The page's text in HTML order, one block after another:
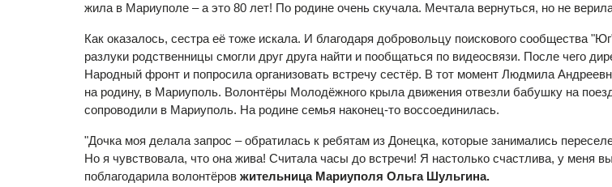
жила в Мариуполе – а это 80 лет! По родине очень скучала. Мечтала вернуться, но не
Как оказалось, сестра её тоже искала. И благодаря добровольцу поискового сообщества
разлуки родственницы смогли друг друга найти и пообщаться по видеосвязи. После чего
Народный фронт и попросила организовать встречу сестёр. В тот момент Людмила
на родину, в Мариуполь. Волонтёры Молодёжного крыла движения отвезли бабушку на
сопроводили в Мариуполь. На родине семья наконец-то воссоединилась.
"Дочка моя делала запрос – обратилась к ребятам из Донецка, которые занимались
Но я чувствовала, что она жива! Считала часы до встречи! Я настолько счастлива, у меня
поблагодарила волонтёров жительница Мариуполя Ольга Шульгина.